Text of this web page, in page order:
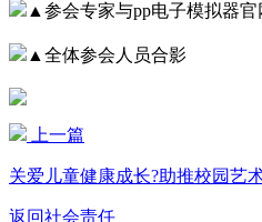
▲参会专家与pp电子模拟器
▲全体参会人员合影
上一篇
关爱儿童健康成长?助推校园艺
返回社会责任